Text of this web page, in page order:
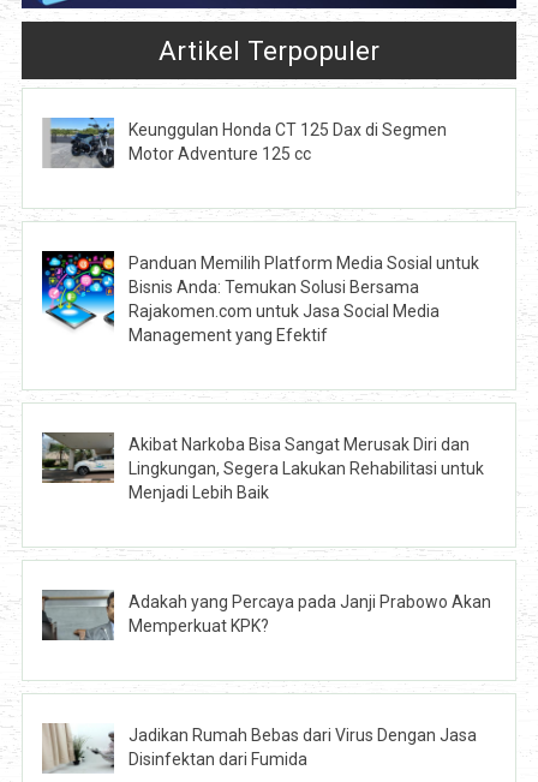
Artikel Terpopuler
Keunggulan Honda CT 125 Dax di Segmen
Motor Adventure 125 cc
Panduan Memilih Platform Media Sosial untuk
Bisnis Anda: Temukan Solusi Bersama
Rajakomen.com untuk Jasa Social Media
Management yang Efektif
Akibat Narkoba Bisa Sangat Merusak Diri dan
Lingkungan, Segera Lakukan Rehabilitasi untuk
Menjadi Lebih Baik
Adakah yang Percaya pada Janji Prabowo Akan
Memperkuat KPK?
Jadikan Rumah Bebas dari Virus Dengan Jasa
Disinfektan dari Fumida